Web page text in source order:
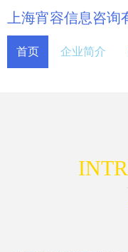
上海宵容信息咨询
首页 企业简介